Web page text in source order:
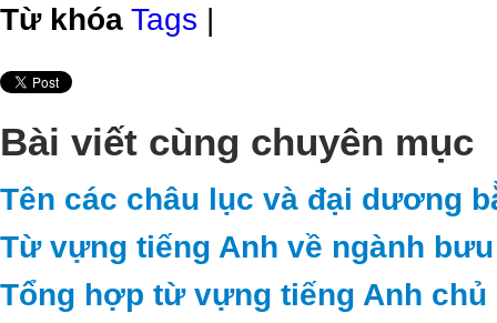
Từ khóa Tags |
Bài viết cùng chuyên mục
Tên các châu lục và đại dương
Từ vựng tiếng Anh về ngành
Tổng hợp từ vựng tiếng Anh chủ